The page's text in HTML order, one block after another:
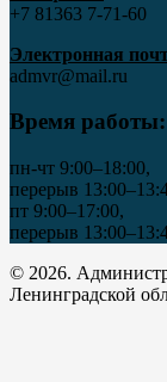
+7 81363 7‑71-60
Электронная
admvr@mail.ru
Время работы:
пн-чт 9:00–18:00,
перерыв
пт 9:00–17:00,
перерыв
© 2026.
Ленинградской